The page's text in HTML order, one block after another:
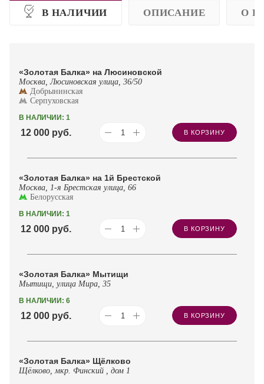
В НАЛИЧИИ ОПИСАНИЕ О
«Золотая Балка» на Люсиновской
Москва, Люсиновская улица, 36/50
Добрынинская
Серпуховская
В НАЛИЧИИ: 1
12 000 руб. В КОРЗИНУ
«Золотая Балка» на 1й Брестской
Москва, 1-я Брестская улица, 66
Белорусская
В НАЛИЧИИ: 1
12 000 руб. В КОРЗИНУ
«Золотая Балка» Мытищи
Мытищи, улица Мира, 35
В НАЛИЧИИ: 6
12 000 руб. В КОРЗИНУ
«Золотая Балка» Щёлково
Щёлково, мкр. Финский , дом 1